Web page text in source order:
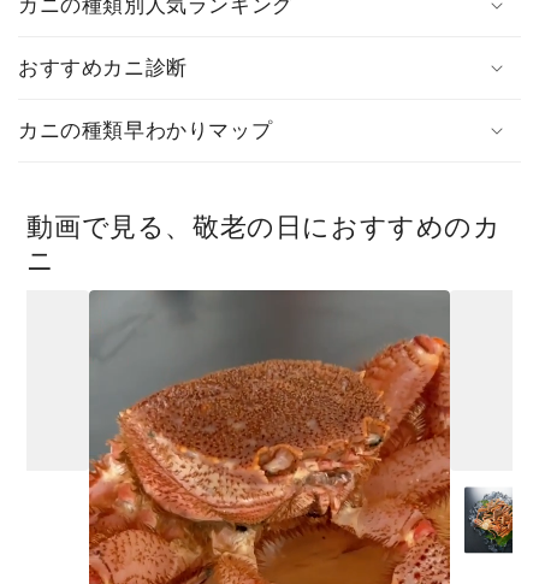
カニの種類別人気ランキング
おすすめカニ診断
カニの種類早わかりマップ
動画で見る、敬老の日におすすめのカ
ニ